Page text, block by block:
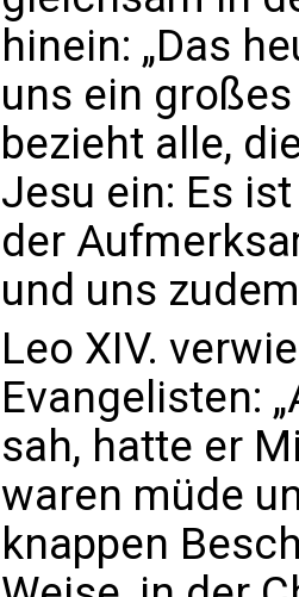
hinein: „Das
uns ein
bezieht alle,
Jesu ein: Es
der
und uns
Leo XIV.
Evangelisten:
sah, hatte er
waren müde
knappen